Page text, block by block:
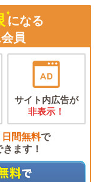
になる
員
サイト内広告が
非表示！
間無料で
ます！